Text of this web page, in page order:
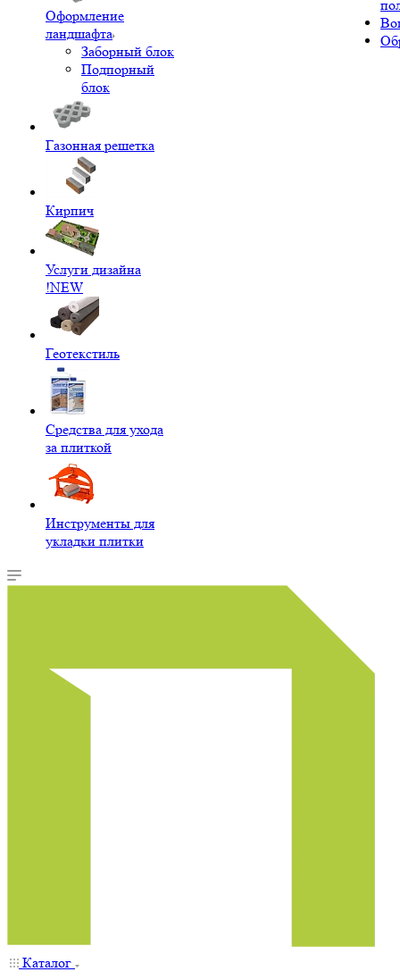
Оформление
ландшафта
Заборный блок
Подпорный
блок
Газонная решетка
Кирпич
Услуги дизайна
!NEW
Геотекстиль
Средства для ухода
за плиткой
Инструменты для
укладки плитки
Каталог